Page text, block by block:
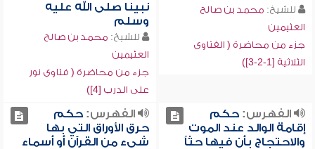
للشيخ: محمد بن صالح
العثيمين
جزء من محاضرة ( الفتاوى
الثلاثية [1-2-3])
نبينا صلى الله عليه
وسلم
للشيخ: محمد بن صالح
العثيمين
جزء من محاضرة ( فتاوى نور
على الدرب [4])
الفهرس:حكم
إقامة الوالد عند الموت
والاحتجاج بأن فيها حثاً
الفهرس:حكم
حرق الأوراق التي بها
شيء من القرآن أو أسماء